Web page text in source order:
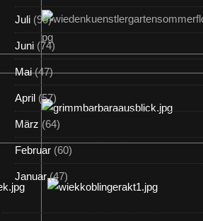
Juli (90)
Juni (74)
Mai(47)
April (57)
März (64)
Februar (60)
Januar(47)